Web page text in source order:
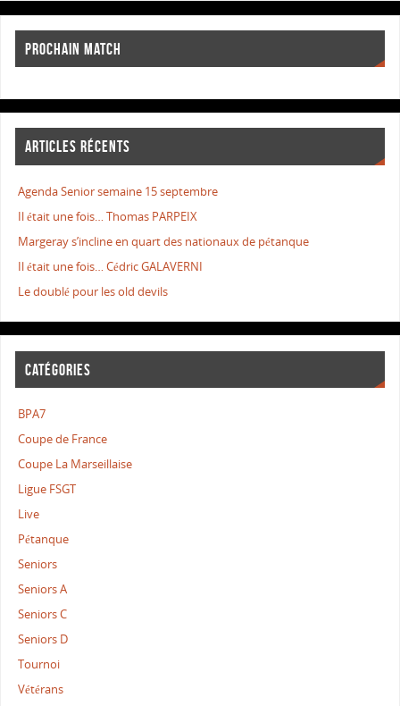
PROCHAIN MATCH
ARTICLES RÉCENTS
Agenda Senior semaine 15 septembre
Il était une fois… Thomas PARPEIX
Margeray s’incline en quart des nationaux de pétanque
Il était une fois… Cédric GALAVERNI
Le doublé pour les old devils
CATÉGORIES
BPA7
Coupe de France
Coupe La Marseillaise
Ligue FSGT
Live
Pétanque
Seniors
Seniors A
Seniors C
Seniors D
Tournoi
Vétérans